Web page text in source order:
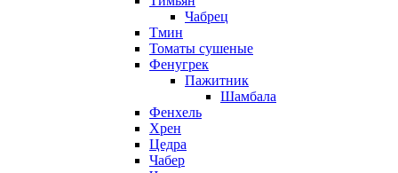
Чабрец
Тмин
Томаты сушеные
Фенугрек
Пажитник
Шамбала
Фенхель
Хрен
Цедра
Чабер